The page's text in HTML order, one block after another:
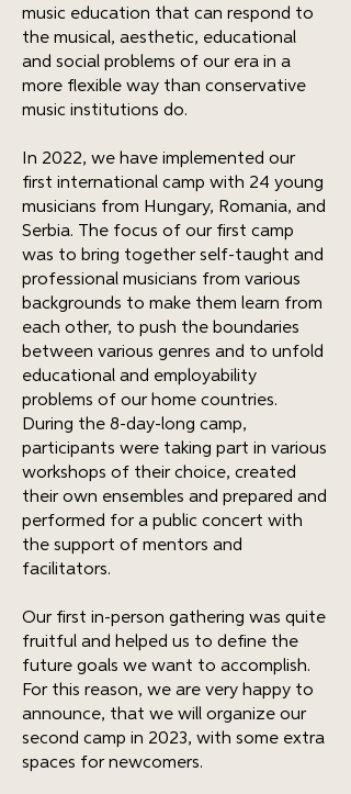
music education that can respond to
the musical, aesthetic, educational
and social problems of our era in a
more flexible way than conservative
music institutions do.
In 2022, we have implemented our
first international camp with 24 young
musicians from Hungary, Romania, and
Serbia. The focus of our first camp
was to bring together self-taught and
professional musicians from various
backgrounds to make them learn from
each other, to push the boundaries
between various genres and to unfold
educational and employability
problems of our home countries.
During the 8-day-long camp,
participants were taking part in various
workshops of their choice, created
their own ensembles and prepared and
performed for a public concert with
the support of mentors and
facilitators.
Our first in-person gathering was quite
fruitful and helped us to define the
future goals we want to accomplish.
For this reason, we are very happy to
announce, that we will organize our
second camp in 2023, with some extra
spaces for newcomers.